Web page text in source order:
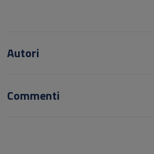
Autori
Commenti